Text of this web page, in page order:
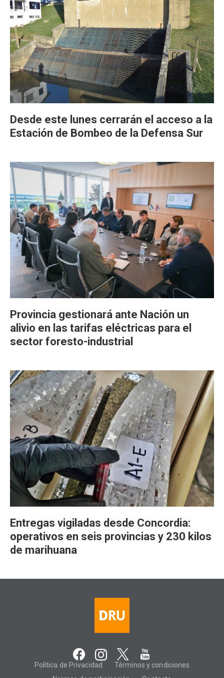
Desde este lunes cerrarán el acceso a la
Estación de Bombeo de la Defensa Sur
Provincia gestionará ante Nación un
alivio en las tarifas eléctricas para el
sector foresto-industrial
Entregas vigiladas desde Concordia:
operativos en seis provincias y 230 kilos
de marihuana
Política de Privacidad
Términos y condiciones